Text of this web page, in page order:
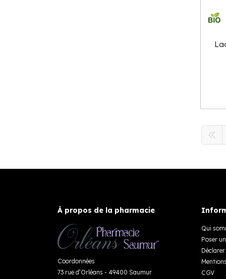
À propos de la pharmacie
Coordonnées
73 rue d’Orléans - 49400 Saumur
Qui
Poser
CGV